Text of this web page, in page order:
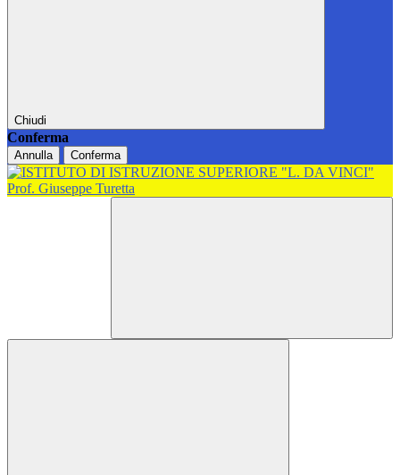
Chiudi
Conferma
Annulla Conferma